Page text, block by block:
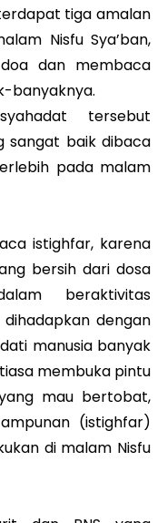
tiga amalan
Nisfu Sya’ban,
dan membaca
banyaknya.
tersebut
sangat baik dibaca
pada malam
istighfar, karena
bersih dari dosa
beraktivitas
dihadapkan dengan
manusia banyak
membuka pintu
mau bertobat,
(istighfar)
di malam Nisfu